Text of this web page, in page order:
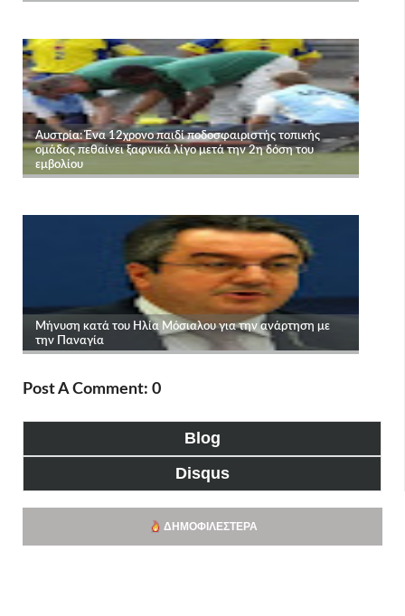
Post A Comment: 0
Blog
Disqus
ΔΗΜΟΦΙΛΈΣΤΕΡΑ